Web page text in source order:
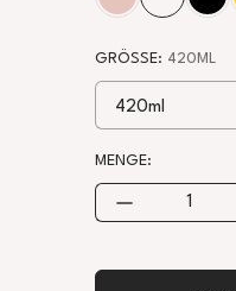
GRÖSSE: 420ML
MENGE: